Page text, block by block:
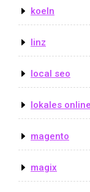
koeln
linz
local seo
lokales
magento
magix